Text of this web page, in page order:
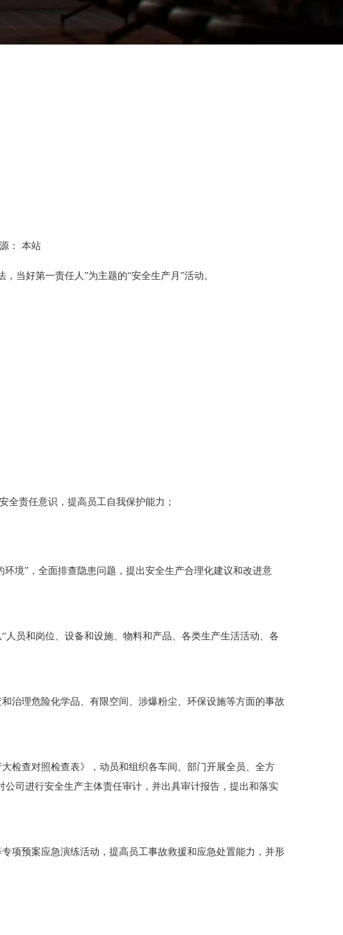
： 本站
当好第一责任人”为主题的“安全生产月”活动。
全责任意识，提高员工自我保护能力；
境”，全面排查隐患问题，提出安全生产合理化建议和改进意
员和岗位、设备和设施、物料和产品、各类生产生活活动、各
治理危险化学品、有限空间、涉爆粉尘、环保设施等方面的事故
检查对照检查表》，动员和组织各车间、部门开展全员、全方
司进行安全生产主体责任审计，并出具审计报告，提出和落实
项预案应急演练活动，提高员工事故救援和应急处置能力，并形